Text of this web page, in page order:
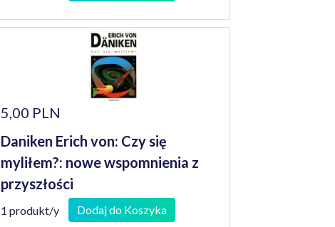
5,00 PLN
Daniken Erich von: Czy się
myliłem?: nowe wspomnienia z
przyszłości
1 produkt/y Dodaj do Koszyka